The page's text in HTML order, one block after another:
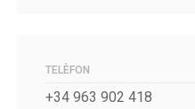
TELÈFON
+34 963 902 418